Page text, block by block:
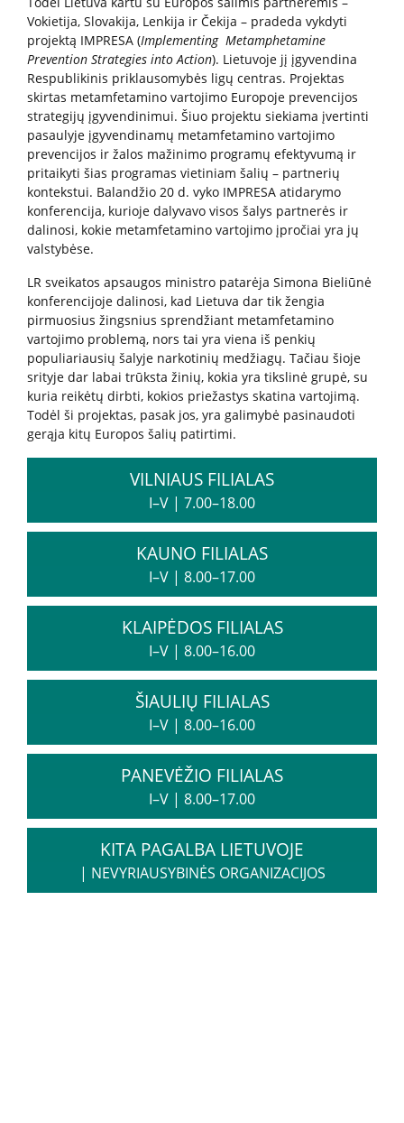
Apie mus
Struktūra
Misija, vertybės, vizija
Vadovė
Valdymo struktūra
Valdymas
Komisijos ir darbo grupės
Vadovybės darbotvarkė
Administracinė informacija
Planavimo dokumentai
Darbo užmokestis
Paskatinimai ir apdovanojimai
Viešieji pirkimai
Biudžeto vykdymo ataskaitų rinkiniai
Finansinių ataskaitų rinkiniai
Tarnybiniai lengvieji automobiliai
Lėšos veiklai viešinti
Interneto svetainės atitikties paraiška
Korupcijos prevencija
Vadovės kreipimasis
Praneškite apie korupciją
Korupcijos prevencijos vykdytojai
Sąrašas RPLC pareigybių, dėl kurių teikiamas
Korupcijos prasireiškimo tikimybė ir rizikos analizė
Informacija dėl privačių interesų deklaravimo
RPLC dovanų politika
Vokietija, Slovakija, Lenkija ir Čekija – pradeda vykdyti
projektą IMPRESA (Implementing Metamphetamine
Prevention Strategies into Action). Lietuvoje jį įgyvendina
Respublikinis priklausomybės ligų centras. Projektas
skirtas metamfetamino vartojimo Europoje prevencijos
strategijų įgyvendinimui. Šiuo projektu siekiama įvertinti
pasaulyje įgyvendinamų metamfetamino vartojimo
prevencijos ir žalos mažinimo programų efektyvumą ir
pritaikyti šias programas vietiniam šalių – partnerių
kontekstui. Balandžio 20 d. vyko IMPRESA atidarymo
konferencija, kurioje dalyvavo visos šalys partnerės ir
dalinosi, kokie metamfetamino vartojimo įpročiai yra jų
valstybėse.
LR sveikatos apsaugos ministro patarėja Simona Bieliūnė
konferencijoje dalinosi, kad Lietuva dar tik žengia
pirmuosius žingsnius sprendžiant metamfetamino
vartojimo problemą, nors tai yra viena iš penkių
populiariausių šalyje narkotinių medžiagų. Tačiau šioje
srityje dar labai trūksta žinių, kokia yra tikslinė grupė, su
kuria reikėtų dirbti, kokios priežastys skatina vartojimą.
Todėl ši projektas, pasak jos, yra galimybė pasinaudoti
gerąja kitų Europos šalių patirtimi.
VILNIAUS FILIALAS
I–V | 7.00–18.00
KAUNO FILIALAS
I–V | 8.00–17.00
KLAIPĖDOS FILIALAS
I–V | 8.00–16.00
ŠIAULIŲ FILIALAS
I–V | 8.00–16.00
PANEVĖŽIO FILIALAS
I–V | 8.00–17.00
KITA PAGALBA LIETUVOJE
| NEVYRIAUSYBINĖS ORGANIZACIJOS